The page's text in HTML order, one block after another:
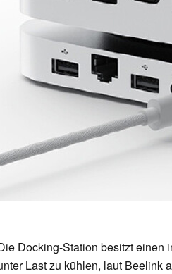
Docking-Station besitzt einen
Last zu kühlen, laut Beelink